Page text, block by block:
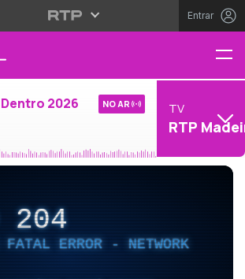
Entrar
2026 NO AR TV
RTP
204
ERROR - NETWORK